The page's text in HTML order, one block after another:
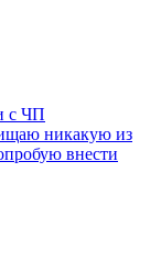
с ЧП
никакую из
внести